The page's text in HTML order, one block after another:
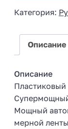
a
7
Категория:
Описание
Описание
Мощный
мерной ленты